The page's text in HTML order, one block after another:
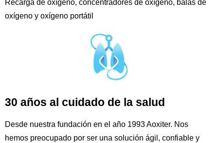
Recarga de oxígeno, concentradores de oxígeno, bálas de
oxígeno y oxígeno portátil
30 años al cuidado de la salud
Desde nuestra fundación en el año 1993 Aoxiter. Nos
hemos preocupado por ser una solución ágil, confiable y